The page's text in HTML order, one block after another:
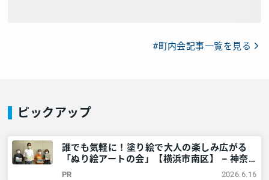
#町内会記事一覧を見る
ピックアップ
誰でも気軽に！塗り絵で大人の楽しみ広がる
「ぬり絵アートの会」【横浜市南区】 – 神奈
川・東京多摩のご近所情報 – レアリア
PR 2026.6.16